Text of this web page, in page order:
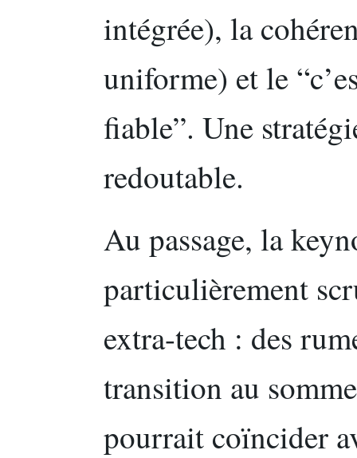
intégrée), la
uniforme) et le
fiable”. Une
redoutable.
Au passage, la
particulièrement
extra-tech : des
transition au
pourrait coïncider